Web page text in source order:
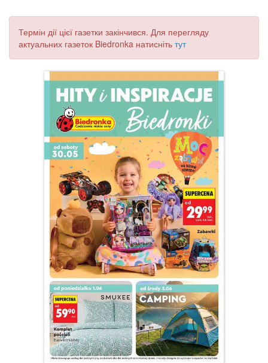
Термін дії цієї газетки закінчився. Для перегляду
актуальних газеток Biedronka натисніть тут